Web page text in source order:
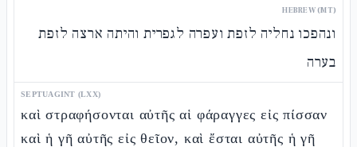
HEBREW (MT)
ונהפכו נחליה לזפת ועפרה לגפרית והיתה ארצה לזפת
בערה
SEPTUAGINT (LXX)
καὶ στραφήσονται αὐτῆς αἱ φάραγγες εἰς πίσσαν
καὶ ἡ γῆ αὐτῆς εἰς θεῖον, καὶ ἔσται αὐτῆς ἡ γῆ